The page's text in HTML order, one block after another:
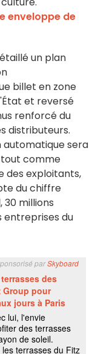
enveloppe de
un plan
billet en zone
et reversé
renforcé du
distributeurs.
automatique sera
tout comme
des exploitants,
du chiffre
millions
entreprises du